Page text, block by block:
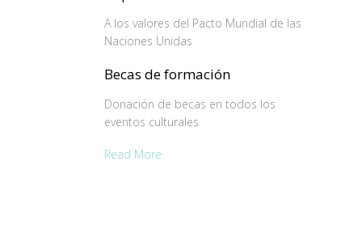
A los valores del Pacto Mundial de las
Naciones Unidas
Becas de formación
Donación de becas en todos los
eventos culturales
Read More